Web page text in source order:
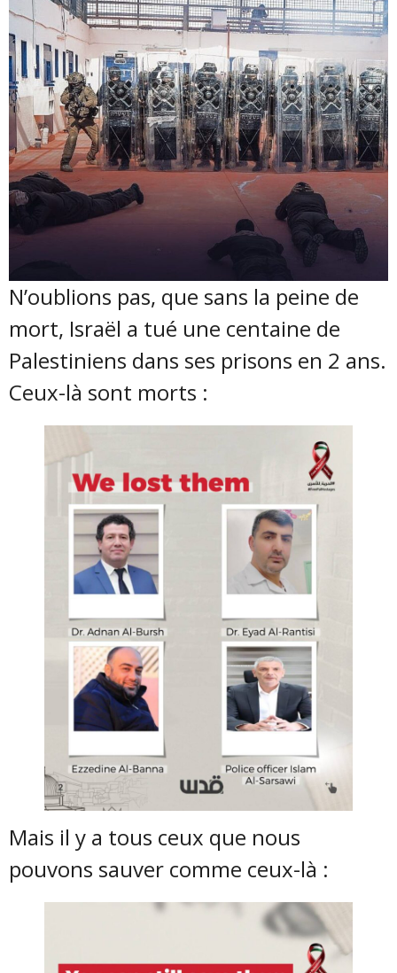
N’oublions pas, que sans la peine de
mort, Israël a tué une centaine de
Palestiniens dans ses prisons en 2 ans.
Ceux-là sont morts :
Mais il y a tous ceux que nous
pouvons sauver comme ceux-là :